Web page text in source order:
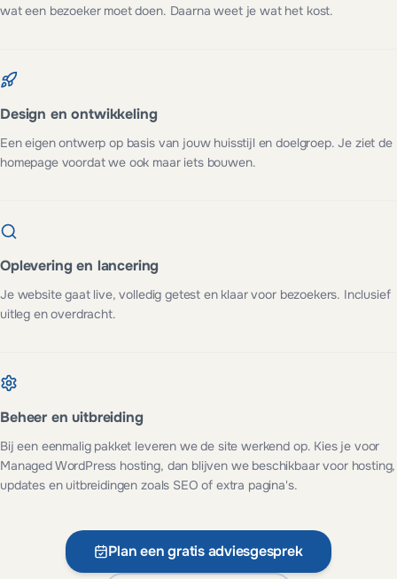
wat een bezoeker moet doen. Daarna weet je wat het kost.
Design en ontwikkeling
Een eigen ontwerp op basis van jouw huisstijl en doelgroep. Je ziet de
homepage voordat we ook maar iets bouwen.
Oplevering en lancering
Je website gaat live, volledig getest en klaar voor bezoekers. Inclusief
uitleg en overdracht.
Beheer en uitbreiding
Bij een eenmalig pakket leveren we de site werkend op. Kies je voor
Managed WordPress hosting, dan blijven we beschikbaar voor hosting,
updates en uitbreidingen zoals SEO of extra pagina's.
Plan een gratis adviesgesprek